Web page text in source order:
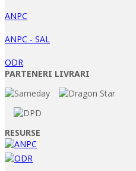
ANPC
ANPC - SAL
ODR
PARTENERI LIVRARI
RESURSE